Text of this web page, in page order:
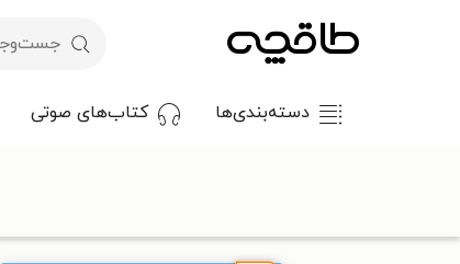
دسته‌بندی‌ها کتاب‌های صوتی